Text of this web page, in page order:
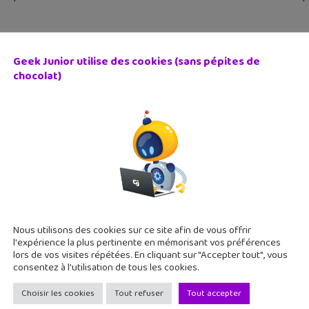
promo : un mois d’abonnement gratuit à Gullimax
d'applications pour enfants Chocolapps fête ses 5 ans
pour découvrir Gullimax, sa solution qui regroupe 26
en streaming
: Skype Translator en français et Skype for
Geek Junior utilise des cookies (sans pépites de
chocolat)
Nous utilisons des cookies sur ce site afin de vous offrir
l'expérience la plus pertinente en mémorisant vos préférences
lors de vos visites répétées. En cliquant sur "Accepter tout", vous
consentez à l'utilisation de tous les cookies.
Choisir les cookies Tout refuser Tout accepter